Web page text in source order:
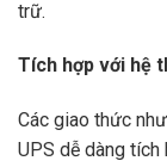
trữ.
Tích hợp với hệ
Các giao thức
UPS dễ dàng tích